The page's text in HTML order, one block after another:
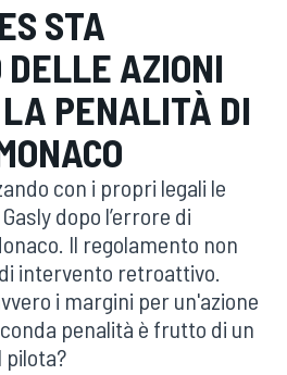
STA
AZIONI
PENALITÀ DI
con i propri legali le
dopo l’errore di
Il regolamento non
intervento retroattivo.
i margini per un'azione
penalità è frutto di un
pilota?